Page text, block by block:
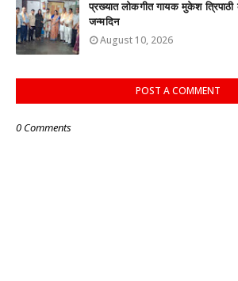
प्रख्यात लोकगीत गायक मुकेश
जन्मदिन
August 10, 2026
POST A COMMENT
0 Comments